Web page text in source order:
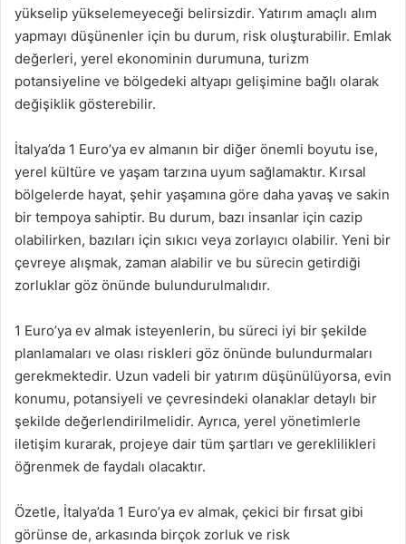
yükselip yükselemeyeceği belirsizdir. Yatırım amaçlı alım
yapmayı düşünenler için bu durum, risk oluşturabilir. Emlak
değerleri, yerel ekonominin durumuna, turizm
potansiyeline ve bölgedeki altyapı gelişimine bağlı olarak
değişiklik gösterebilir.
İtalya’da 1 Euro’ya ev almanın bir diğer önemli boyutu ise,
yerel kültüre ve yaşam tarzına uyum sağlamaktır. Kırsal
bölgelerde hayat, şehir yaşamına göre daha yavaş ve sakin
bir tempoya sahiptir. Bu durum, bazı insanlar için cazip
olabilirken, bazıları için sıkıcı veya zorlayıcı olabilir. Yeni bir
çevreye alışmak, zaman alabilir ve bu sürecin getirdiği
zorluklar göz önünde bulundurulmalıdır.
1 Euro’ya ev almak isteyenlerin, bu süreci iyi bir şekilde
planlamaları ve olası riskleri göz önünde bulundurmaları
gerekmektedir. Uzun vadeli bir yatırım düşünülüyorsa, evin
konumu, potansiyeli ve çevresindeki olanaklar detaylı bir
şekilde değerlendirilmelidir. Ayrıca, yerel yönetimlerle
iletişim kurarak, projeye dair tüm şartları ve gereklilikleri
öğrenmek de faydalı olacaktır.
Özetle, İtalya’da 1 Euro’ya ev almak, çekici bir fırsat gibi
görünse de, arkasında birçok zorluk ve risk